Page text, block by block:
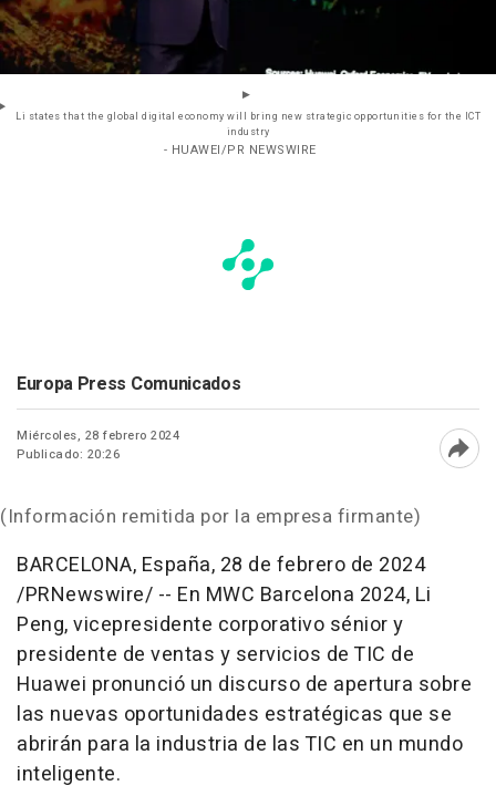
Li states that the global digital economy will bring new strategic opportunities for the ICT
industry
- HUAWEI/PR NEWSWIRE
Europa Press Comunicados
Miércoles, 28 febrero 2024
Publicado: 20:26
(Información remitida por la empresa firmante)
BARCELONA, España, 28 de febrero de 2024
/PRNewswire/ -- En MWC Barcelona 2024, Li
Peng, vicepresidente corporativo sénior y
presidente de ventas y servicios de TIC de
Huawei pronunció un discurso de apertura sobre
las nuevas oportunidades estratégicas que se
abrirán para la industria de las TIC en un mundo
inteligente.